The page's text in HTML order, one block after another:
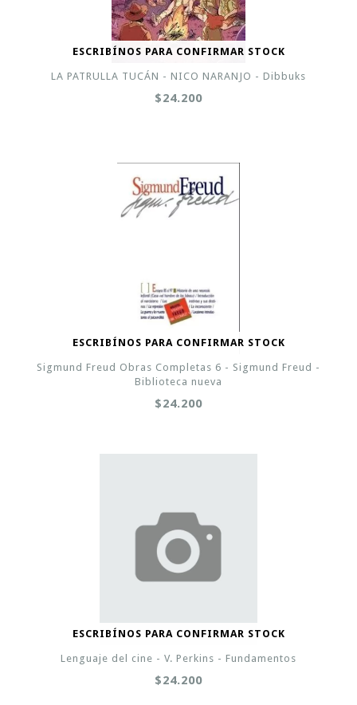
ESCRIBÍNOS PARA CONFIRMAR STOCK
LA PATRULLA TUCÁN - NICO NARANJO - Dibbuks
$24.200
ESCRIBÍNOS PARA CONFIRMAR STOCK
Sigmund Freud Obras Completas 6 - Sigmund Freud -
Biblioteca nueva
$24.200
ESCRIBÍNOS PARA CONFIRMAR STOCK
Lenguaje del cine - V. Perkins - Fundamentos
$24.200